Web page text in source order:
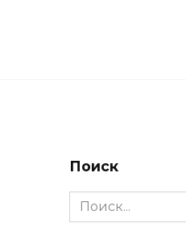
Поиск
Search
for: